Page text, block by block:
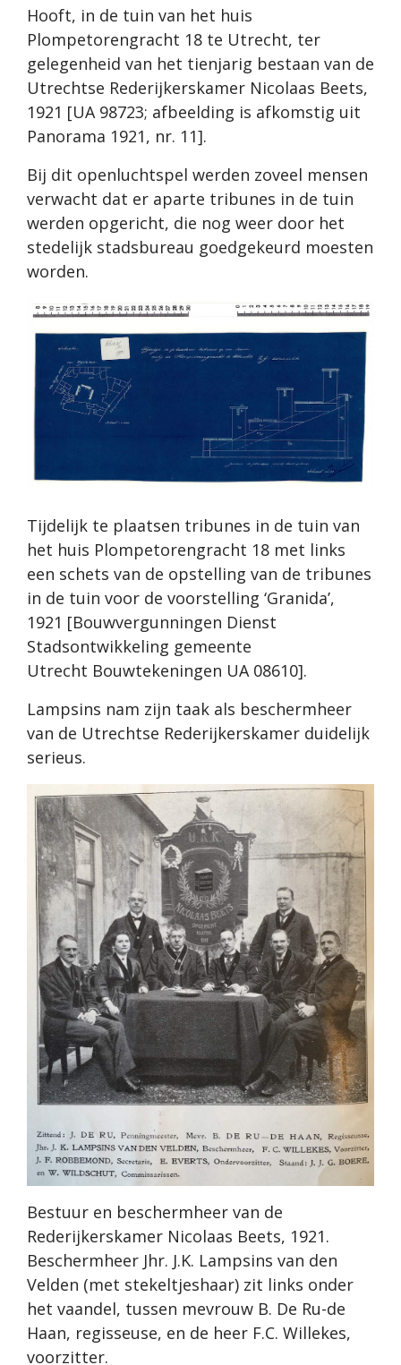
Hooft, in de tuin van het huis
Plompetorengracht 18 te Utrecht, ter
gelegenheid van het tienjarig bestaan van de
Utrechtse Rederijkerskamer Nicolaas Beets,
1921 [UA 98723; afbeelding is afkomstig uit
Panorama 1921, nr. 11].
Bij dit openluchtspel werden zoveel mensen
verwacht dat er aparte tribunes in de tuin
werden opgericht, die nog weer door het
stedelijk stadsbureau goedgekeurd moesten
worden.
Tijdelijk te plaatsen tribunes in de tuin van
het huis Plompetorengracht 18 met links
een schets van de opstelling van de tribunes
in de tuin voor de voorstelling ‘Granida’,
1921 [Bouwvergunningen Dienst
Stadsontwikkeling gemeente
Utrecht Bouwtekeningen UA 08610].
Lampsins nam zijn taak als beschermheer
van de Utrechtse Rederijkerskamer duidelijk
serieus.
Bestuur en beschermheer van de
Rederijkerskamer Nicolaas Beets, 1921.
Beschermheer Jhr. J.K. Lampsins van den
Velden (met stekeltjeshaar) zit links onder
het vaandel, tussen mevrouw B. De Ru-de
Haan, regisseuse, en de heer F.C. Willekes,
voorzitter.